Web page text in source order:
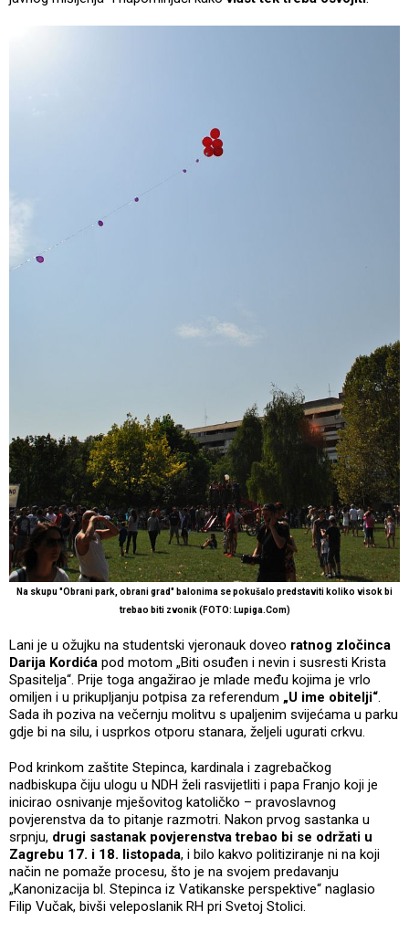
Na skupu "Obrani park, obrani grad" balonima se pokušalo predstaviti koliko visok bi
trebao biti zvonik (FOTO: Lupiga.Com)
Lani je u ožujku na studentski vjeronauk doveo ratnog zločinca
Darija Kordića pod motom „Biti osuđen i nevin i susresti Krista
Spasitelja“. Prije toga angažirao je mlade među kojima je vrlo
omiljen i u prikupljanju potpisa za referendum „U ime obitelji“.
Sada ih poziva na večernju molitvu s upaljenim svijećama u parku
gdje bi na silu, i usprkos otporu stanara, željeli ugurati crkvu.
Pod krinkom zaštite Stepinca, kardinala i zagrebačkog
nadbiskupa čiju ulogu u NDH želi rasvijetliti i papa Franjo koji je
inicirao osnivanje mješovitog katoličko – pravoslavnog
povjerenstva da to pitanje razmotri. Nakon prvog sastanka u
srpnju, drugi sastanak povjerenstva trebao bi se održati u
Zagrebu 17. i 18. listopada, i bilo kakvo politiziranje ni na koji
način ne pomaže procesu, što je na svojem predavanju
„Kanonizacija bl. Stepinca iz Vatikanske perspektive“ naglasio
Filip Vučak, bivši veleposlanik RH pri Svetoj Stolici.